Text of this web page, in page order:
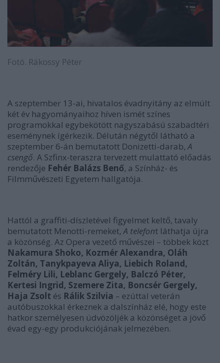
Fotó. Rákossy Péter
A szeptember 13-ai, hivatalos évadnyitány az elmúlt
két év hagyományaihoz híven ismét színes
programokkal egybekötött nagyszabású szabadtéri
eseménynek ígérkezik. Délután négytől látható a
szeptember 6-án bemutatott Donizetti-darab,A
csengő. A Szfinx-teraszra tervezett mulattató előadás
rendezője Fehér Balázs Benő, a Színház- és
Filmművészeti Egyetem hallgatója.
Hattól a graffiti-díszletével figyelmet keltő, tavaly
bemutatott Menotti-remeket,A telefont láthatja újra
a közönség. Az Opera vezető művészei – többek közt
Nakamura Shoko, Kozmér Alexandra, Oláh
Zoltán, Tanykpayeva Aliya, Liebich Roland,
Felméry Lili, Leblanc Gergely, Balczó Péter,
Kertesi Ingrid, Szemere Zita, Boncsér Gergely,
Haja Zsolt és Rálik Szilvia – ezúttal veterán
autóbuszokkal érkeznek a dalszínház elé, hogy este
hatkor személyesen üdvözöljék a közönséget a jövő
évad egy-egy produkciójának jelmezében.